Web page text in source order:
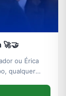
🚀🤝
ou Érica